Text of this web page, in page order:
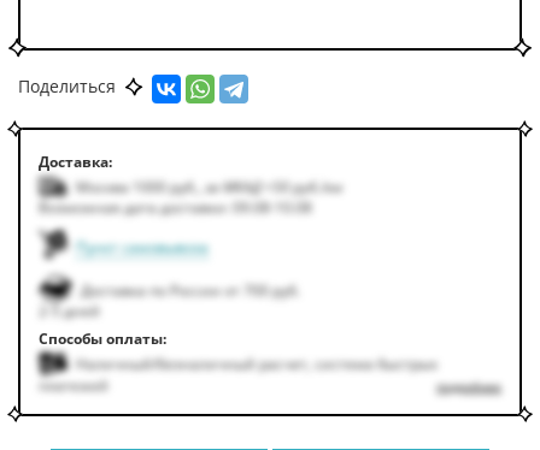
Поделиться
Доставка:
Москва 1000руб. за МКАД +50руб./км
Возможная дата доставки: 09.08-10.08
Пункт самовывоза
Доставка по России от 700 руб.
2-5 дней
Способы оплаты:
Наличный/безналичный расчет, система быстрых
платежей
подробнее